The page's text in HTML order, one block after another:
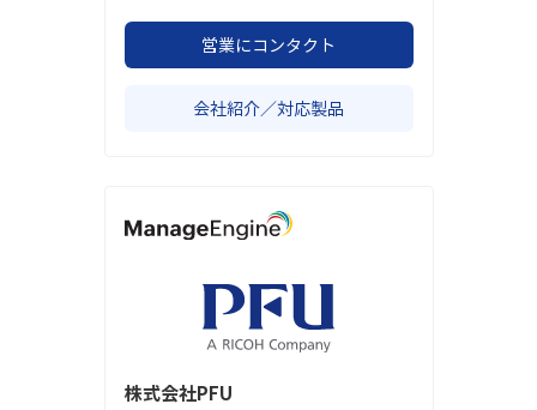
営業にコンタクト
会社紹介／対応製品
株式会社PFU